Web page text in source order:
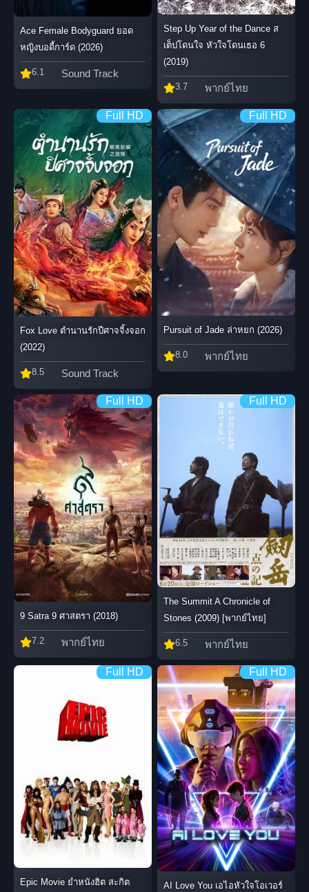
Ace Female Bodyguard ยอด
หญิงบอดี้การ์ด (2026)
6.1 Sound Track
Step Up Year of the Dance ส
เต็ปโดนใจ หัวใจโดนเธอ 6
(2019)
3.7 พากย์ไทย
Full HD
Fox Love ตำนานรักปีศาจจิ้งจอก
(2022)
8.5 Sound Track
Full HD
Pursuit of Jade ล่าหยก (2026)
8.0 พากย์ไทย
Full HD
9 Satra 9 ศาสตรา (2018)
7.2 พากย์ไทย
Full HD
The Summit A Chronicle of
Stones (2009) [พากย์ไทย]
6.5 พากย์ไทย
Full HD
Epic Movie ยำหนังฮิต สะกิต
Full HD
AI Love You เอไอหัวใจโอเวอร์